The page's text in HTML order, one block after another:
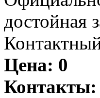
достойная
Цена: 0
Контакты: